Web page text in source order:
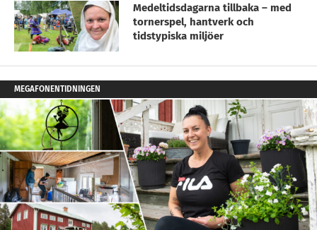
Medeltidsdagarna tillbaka – med
tornerspel, hantverk och
tidstypiska miljöer
MEGAFONENTIDNINGEN